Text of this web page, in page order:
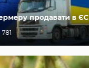
продавати в ЄС
781